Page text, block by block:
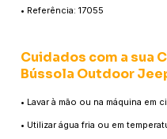
• Referência: 17055
Cuidados com a sua
Bússola Outdoor
• Lavar à mão ou na máquina em
• Utilizar água fria ou em